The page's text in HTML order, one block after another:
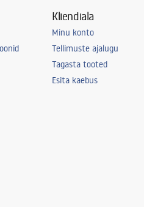
Kliendiala
Minu konto
Tellimuste ajalugu
Tagasta tooted
Esita kaebus